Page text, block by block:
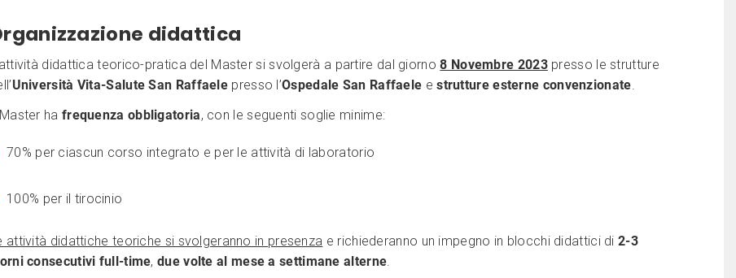
didattica
didattica teorico-pratica del Master si svolgerà a partire dal giorno8 Novembre 2023presso le strutture
Università Vita-Salute San Raffaele presso l’Ospedale San Raffaele estrutture esterne convenzionate.
ha frequenza obbligatoria, con le seguenti soglie minime:
70% per ciascun corso integrato e per le attività di laboratorio
100% per il tirocinio
attività didattiche teoriche si svolgeranno in presenza e richiederanno un impegno in blocchi didattici di2-3
consecutivi full-time,due volte al mese a settimane alterne.